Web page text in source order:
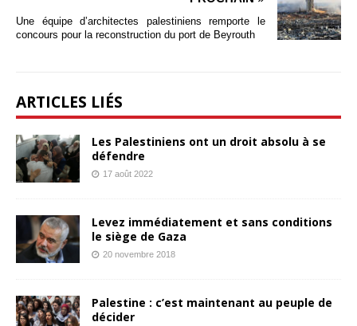
Une équipe d’architectes palestiniens remporte le
concours pour la reconstruction du port de Beyrouth
ARTICLES LIÉS
Les Palestiniens ont un droit absolu à se
défendre
17 août 2022
Levez immédiatement et sans conditions
le siège de Gaza
20 novembre 2018
Palestine : c’est maintenant au peuple de
décider